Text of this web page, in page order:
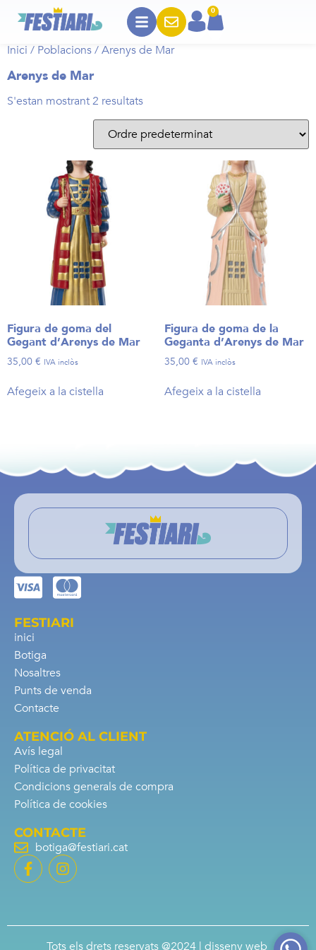
0
Inici / Poblacions/ Arenys de Mar
Arenys de Mar
S'estan mostrant 2 resultats
Figura de goma del
Gegant d’Arenys de Mar
35,00 € IVA inclòs
Afegeix a la cistella
Figura de goma de la
Geganta d’Arenys de Mar
35,00 € IVA inclòs
Afegeix a la cistella
FESTIARI
inici
Botiga
Nosaltres
Punts de venda
Contacte
ATENCIÓ AL CLIENT
Avís legal
Política de privacitat
Condicions generals de compra
Política de cookies
CONTACTE
botiga@festiari.cat
Tots els drets reservats @2024 | disseny web